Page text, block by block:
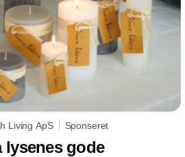
Living ApS Sponseret
lysenes gode